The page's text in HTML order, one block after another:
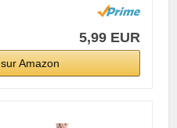
5,99 EUR
Amazon